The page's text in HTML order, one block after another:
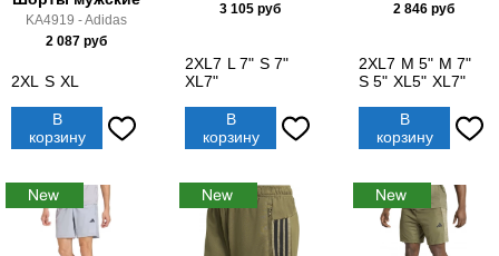
KA4919 - Adidas
2 087руб
2XL S XL
В
корзину
3 105руб
2XL7 L 7" S 7"
XL7"
В
корзину
2 846руб
2XL7 M 5" M 7"
S 5" XL5" XL7"
В
корзину